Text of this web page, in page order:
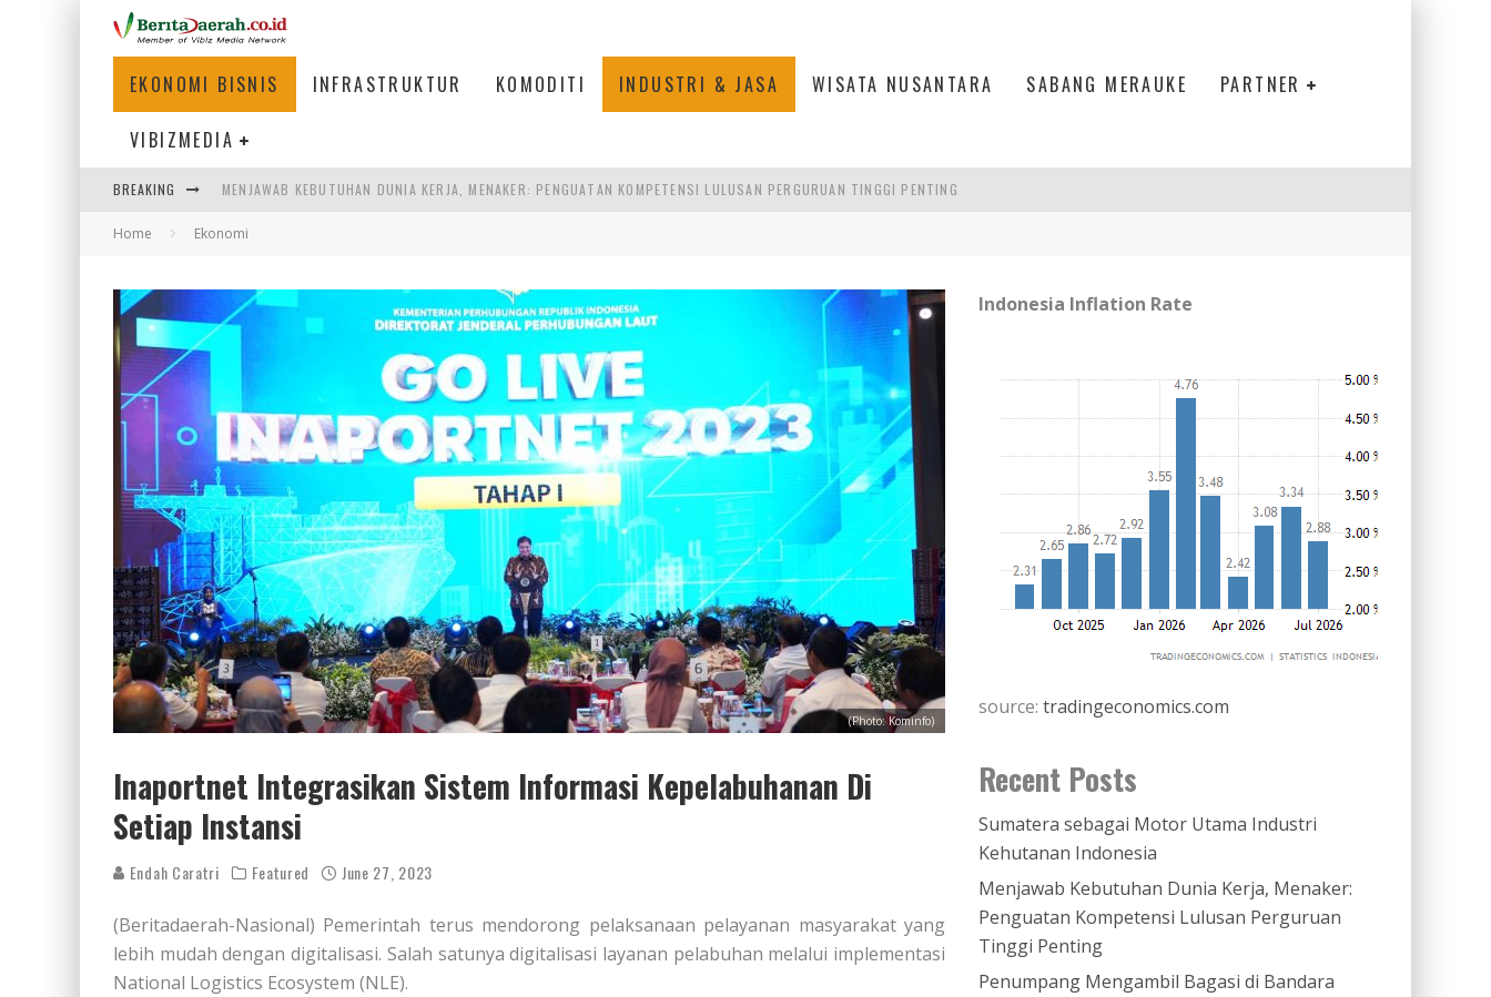
EKONOMI BISNIS INFRASTRUKTUR KOMODITI INDUSTRI & JASA WISATA NUSANTARA SABANG MERAUKE PARTNER
VIBIZMEDIA
BREAKING
MENJAWAB KEBUTUHAN DUNIA KERJA, MENAKER: PENGUATAN KOMPETENSI LULUSAN PERGURUAN TINGGI PENTING
PENUMPANG MENGAMBIL BAGASI DI BANDARA SULTAN MAHMUD BADARUDDIN II, PALEMBANG
WARGA MEMANCING DI KAWASAN MEGAMAS, MANADO
Home Ekonomi
(Photo: Kominfo)
Inaportnet Integrasikan Sistem Informasi Kepelabuhanan Di
Setiap Instansi
Endah Caratri Featured June 27, 2023
(Beritadaerah-Nasional) Pemerintah terus mendorong pelaksanaan pelayanan masyarakat yang
lebih mudah dengan digitalisasi. Salah satunya digitalisasi layanan pelabuhan melalui implementasi
National Logistics Ecosystem (NLE).
Indonesia Inflation Rate
source: tradingeconomics.com
Recent Posts
Sumatera sebagai Motor Utama Industri
Kehutanan Indonesia
Menjawab Kebutuhan Dunia Kerja, Menaker:
Penguatan Kompetensi Lulusan Perguruan
Tinggi Penting
Penumpang Mengambil Bagasi di Bandara